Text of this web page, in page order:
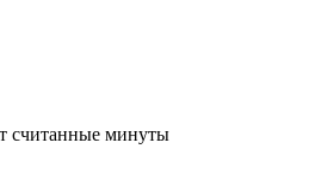
считанные минуты